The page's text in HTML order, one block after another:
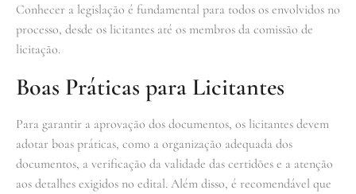
Conhecer a legislação é fundamental para todos os envolvidos no
processo, desde os licitantes até os membros da comissão de
licitação.
Boas Práticas para Licitantes
Para garantir a aprovação dos documentos, os licitantes devem
adotar boas práticas, como a organização adequada dos
documentos, a verificação da validade das certidões e a atenção
aos detalhes exigidos no edital. Além disso, é recomendável que